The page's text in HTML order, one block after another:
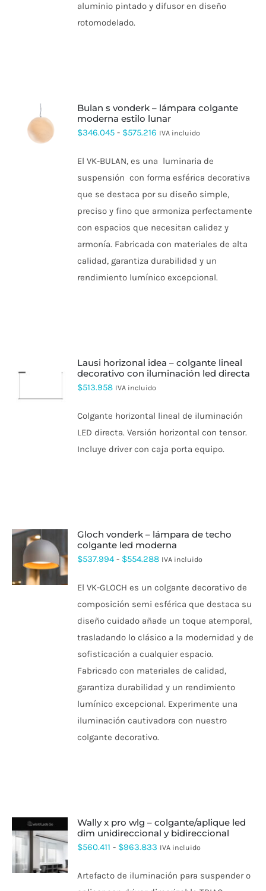
hasta
aluminio pintado y difusor en diseño
rotomodelado.
ESTE
PRODUCTO
MÚLTIPLES
VARIANTES.
PRODUCTO
bulan s vonderk – lámpara colgante
moderna estilo lunar
$346.045 - $575.216 Rango
precios:
desde
$346.045
hasta
$575.216
IVA incluido
El VK-BULAN, es una luminaria de
suspensión con forma esférica decorativa
que se destaca por su diseño simple,
preciso y fino que armoniza perfectamente
con espacios que necesitan calidez y
armonía. Fabricada con materiales de alta
calidad, garantiza durabilidad y un
rendimiento lumínico excepcional.
lausi horizonal idea – colgante lineal
decorativo con iluminación led directa
$513.958 IVA incluido
Colgante horizontal lineal de iluminación
LED directa. Versión horizontal con tensor.
Incluye driver con caja porta equipo.
ESTE
PRODUCTO
TIENE
MÚLTIPLES
VARIANTES.
PRODUCTO
gloch vonderk – lámpara de techo
colgante led moderna
$537.994 - $554.288Rango
precios:
desde
$537.994
hasta
$554.288
IVA incluido
El VK-GLOCH es un colgante decorativo de
composición semi esférica que destaca su
diseño cuidado añade un toque atemporal,
trasladando lo clásico a la modernidad y de
sofisticación a cualquier espacio.
Fabricado con materiales de calidad,
garantiza durabilidad y un rendimiento
lumínico excepcional. Experimente una
iluminación cautivadora con nuestro
colgante decorativo.
ESTE
PRODUCTO
TIENE
MÚLTIPLES
wally x pro wlg – colgante/aplique led
dim unidireccional y bidireccional
$560.411 - $963.833 Rango
precios:
IVA incluido
Artefacto de iluminación para suspender o